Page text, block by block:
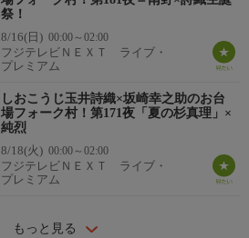
祭！
8/16(日) 00:00～02:00
フジテレビＮＥＸＴ ライブ・
プレミアム
しおこうじ玉井詩織×坂崎幸之助のお台
場フォーク村！第171夜「夏の杉真理」×
純烈
8/18(火) 00:00～02:00
フジテレビＮＥＸＴ ライブ・
プレミアム
もっと見る